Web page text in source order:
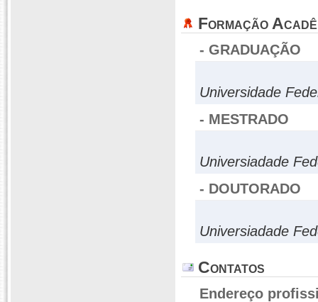
Formação
- GRADUAÇÃO
Universidade
- MESTRADO
Universiadade
- DOUTORADO
Universiadade
Contatos
Endereço